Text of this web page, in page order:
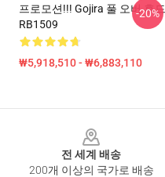
프로모션!!! Gojira 풀 오버 후드
RB1509
₩5,918,510 - ₩6,883,110
-20%
전 세계 배송
200개 이상의 국가로 배송